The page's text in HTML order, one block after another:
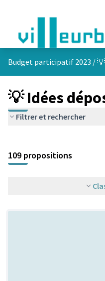
Budget participatif 2023 /
💡 Idées
Filtrer et rechercher
+
−
109 propositions